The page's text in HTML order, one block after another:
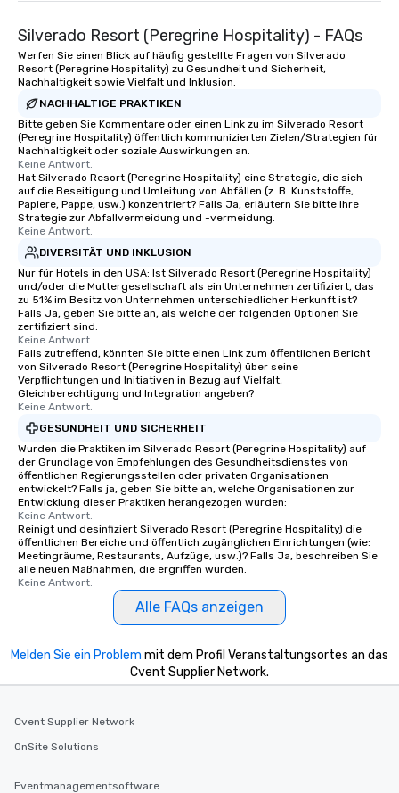
Silverado Resort (Peregrine Hospitality) - FAQs
Werfen Sie einen Blick auf häufig gestellte Fragen von Silverado
Resort (Peregrine Hospitality) zu Gesundheit und Sicherheit,
Nachhaltigkeit sowie Vielfalt und Inklusion.
NACHHALTIGE PRAKTIKEN
Bitte geben Sie Kommentare oder einen Link zu im Silverado Resort
(Peregrine Hospitality) öffentlich kommunizierten Zielen/Strategien für
Nachhaltigkeit oder soziale Auswirkungen an.
Keine Antwort.
Hat Silverado Resort (Peregrine Hospitality) eine Strategie, die sich
auf die Beseitigung und Umleitung von Abfällen (z. B. Kunststoffe,
Papiere, Pappe, usw.) konzentriert? Falls Ja, erläutern Sie bitte Ihre
Strategie zur Abfallvermeidung und -vermeidung.
Keine Antwort.
DIVERSITÄT UND INKLUSION
Nur für Hotels in den USA: Ist Silverado Resort (Peregrine Hospitality)
und/oder die Muttergesellschaft als ein Unternehmen zertifiziert, das
zu 51% im Besitz von Unternehmen unterschiedlicher Herkunft ist?
Falls Ja, geben Sie bitte an, als welche der folgenden Optionen Sie
zertifiziert sind:
Keine Antwort.
Falls zutreffend, könnten Sie bitte einen Link zum öffentlichen Bericht
von Silverado Resort (Peregrine Hospitality) über seine
Verpflichtungen und Initiativen in Bezug auf Vielfalt,
Gleichberechtigung und Integration angeben?
Keine Antwort.
GESUNDHEIT UND SICHERHEIT
Wurden die Praktiken im Silverado Resort (Peregrine Hospitality) auf
der Grundlage von Empfehlungen des Gesundheitsdienstes von
öffentlichen Regierungsstellen oder privaten Organisationen
entwickelt? Falls ja, geben Sie bitte an, welche Organisationen zur
Entwicklung dieser Praktiken herangezogen wurden:
Keine Antwort.
Reinigt und desinfiziert Silverado Resort (Peregrine Hospitality) die
öffentlichen Bereiche und öffentlich zugänglichen Einrichtungen (wie:
Meetingräume, Restaurants, Aufzüge, usw.)? Falls Ja, beschreiben Sie
alle neuen Maßnahmen, die ergriffen wurden.
Keine Antwort.
Alle FAQs anzeigen
Melden Sie ein Problem mit dem Profil Veranstaltungsortes an das
Cvent Supplier Network.
Cvent Supplier Network
OnSite Solutions
Eventmanagementsoftware